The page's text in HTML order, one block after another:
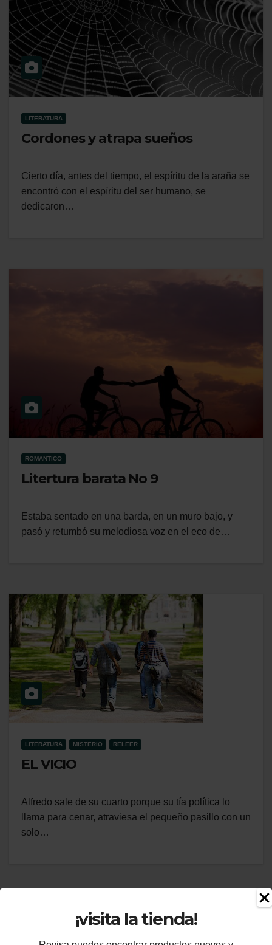
¡visita la tienda!
LITERATURA
Cordones y atrapa sueños
Cierto día, antes del tiempo, el espíritu de la araña se
encontró con el espíritu del ser humano, se
dedicaron…
ROMANTICO
Litertura barata No 9
Estaba sentado en una barda, en un muro bajo, y
pasó y retumbó su melodiosa voz en el eco de…
LITERATURA MISTERIO RELEER
EL VICIO
Alfredo sale de su cuarto porque su tía política lo
llama para cenar, atraviesa el pequeño pasillo con un
solo…